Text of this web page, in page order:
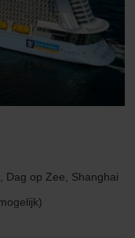
Dag op Zee, Shanghai